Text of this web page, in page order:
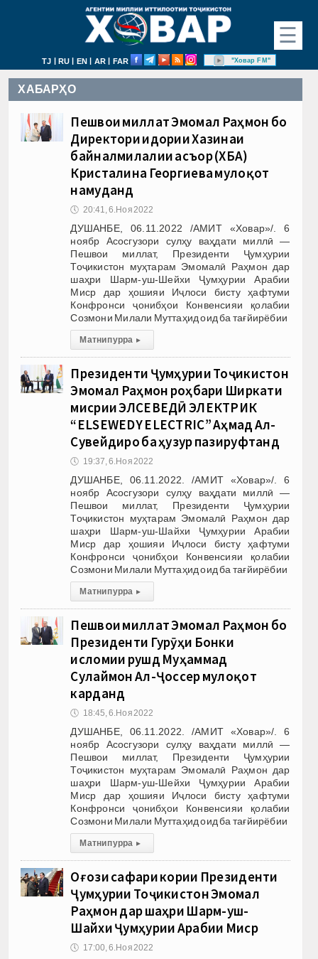
☰
TJ | RU | EN | AR | FAR "Ховар FM"
ХАБАРҲО
Пешвои миллат Эмомалӣ Раҳмон бо
Директори идории Хазинаи
байналмилалии асъор (ХБА)
Кристалина Георгиева мулоқот
намуданд
🕔 20:41, 6.Ноя 2022
ДУШАНБЕ, 06.11.2022 /АМИТ «Ховар»/. 6
ноябр Асосгузори сулҳу ваҳдати миллӣ —
Пешвои миллат, Президенти Ҷумҳурии
Тоҷикистон муҳтарам Эмомалӣ Раҳмон дар
шаҳри Шарм-уш-Шейхи Ҷумҳурии Арабии
Миср дар ҳошияи Иҷлоси бисту ҳафтуми
Конфронси ҷонибҳои Конвенсияи қолабии
Созмони Милали Муттаҳид оид ба тағйирёбии
Матни пурра ▸
Президенти Ҷумҳурии Тоҷикистон
Эмомалӣ Раҳмон роҳбари Ширкати
мисрии ЭЛСЕВЕДӢ ЭЛЕКТРИК
“ELSEWEDY ELECTRIC” Аҳмад Ал-
Сувейдиро ба ҳузур пазируфтанд
🕔 19:37, 6.Ноя 2022
ДУШАНБЕ, 06.11.2022. /АМИТ «Ховар»/. 6
ноябр Асосгузори сулҳу ваҳдати миллӣ —
Пешвои миллат, Президенти Ҷумҳурии
Тоҷикистон муҳтарам Эмомалӣ Раҳмон дар
шаҳри Шарм-уш-Шайхи Ҷумҳурии Арабии
Миср дар ҳошияи Иҷлоси бисту ҳафтуми
Конфронси ҷонибҳои Конвенсияи қолабии
Созмони Милали Муттаҳид оид ба тағйирёбии
Матни пурра ▸
Пешвои миллат Эмомалӣ Раҳмон бо
Президенти Гурӯҳи Бонки
исломии рушд Муҳаммад
Сулаймон Ал-Ҷоссер мулоқот
карданд
🕔 18:45, 6.Ноя 2022
ДУШАНБЕ, 06.11.2022. /АМИТ «Ховар»/. 6
ноябр Асосгузори сулҳу ваҳдати миллӣ —
Пешвои миллат, Президенти Ҷумҳурии
Тоҷикистон муҳтарам Эмомалӣ Раҳмон дар
шаҳри Шарм-уш-Шейхи Ҷумҳурии Арабии
Миср дар ҳошияи Иҷлоси бисту ҳафтуми
Конфронси ҷонибҳои Конвенсияи қолабии
Созмони Милали Муттаҳид оид ба тағйирёбии
Матни пурра ▸
Оғози сафари кории Президенти
Ҷумҳурии Тоҷикистон Эмомалӣ
Раҳмон дар шаҳри Шарм-уш-
Шайхи Ҷумҳурии Арабии Миср
🕔 17:00, 6.Ноя 2022